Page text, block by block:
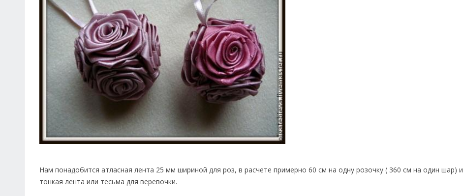
Нам понадобится атласная лента 25 мм шириной для роз, в расчете примерно 60 см на одну розочку ( 360 см на один шар) и
тонкая лента или тесьма для веревочки.